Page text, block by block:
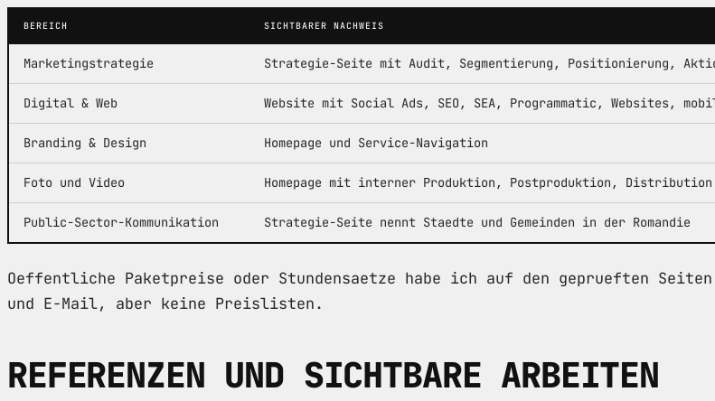
BEREICH SICHTBARER NACHWEIS
Marketingstrategie Strategie-Seite mit Audit, Segmentierung, Positionierung,
Digital & Web Website mit Social Ads, SEO, SEA, Programmatic, Websites,
Branding & Design Homepage und Service-Navigation
Foto und Video Homepage mit interner Produktion, Postproduktion, Distribution
Public-Sector-Kommunikation Strategie-Seite nennt Staedte und Gemeinden in der Romandie
Oeffentliche Paketpreise oder Stundensaetze habe ich auf den geprueften
und E-Mail, aber keine Preislisten.
REFERENZEN UND SICHTBARE ARBEITEN